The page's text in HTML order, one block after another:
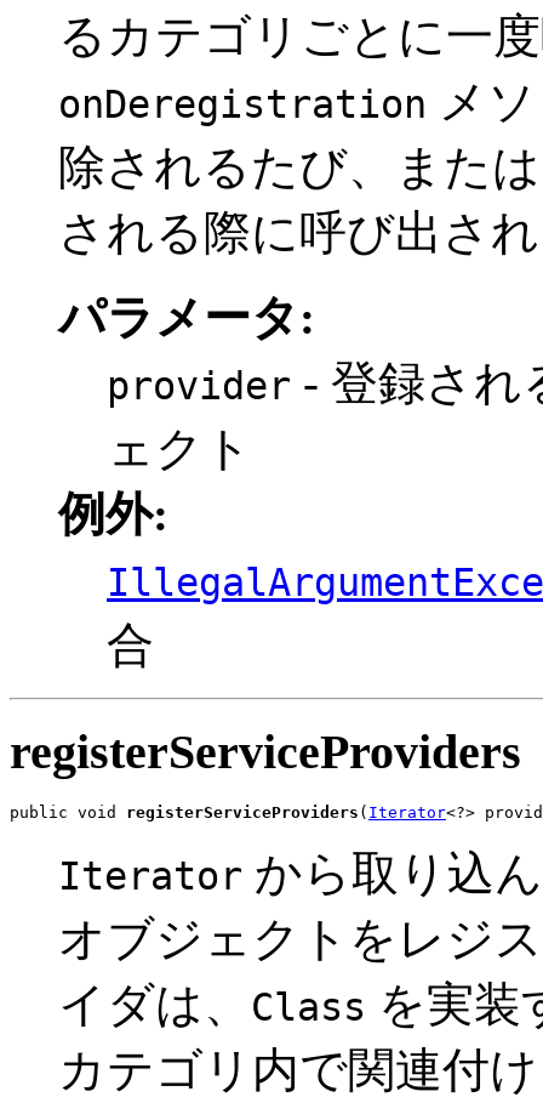
るカテゴリごとに一
onDeregistration メ
除されるたび、また
される際に呼び出さ
パラメータ:
provider - 登録され
ェクト
例外:
合
registerServiceProviders
public void registerServiceProviders ( Iterator<?>
Iterator から取り込
オブジェクトをレジ
イダは、
Class を実装
カテゴリ内で関連付